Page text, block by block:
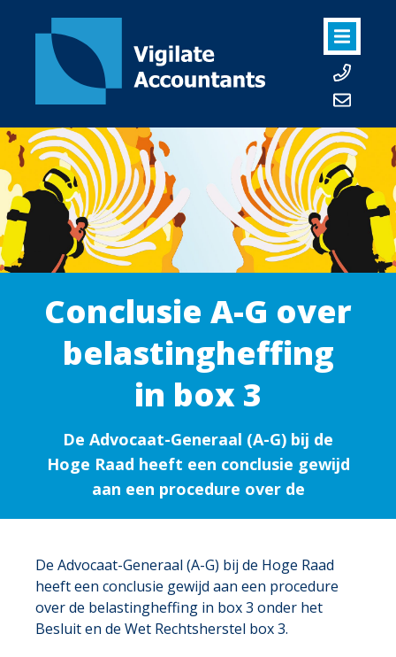
Conclusie A-G over
belastingheffing
in box 3
De Advocaat-Generaal (A-G) bij de
Hoge Raad heeft een conclusie gewijd
aan een procedure over de
De Advocaat-Generaal (A-G) bij de Hoge Raad
heeft een conclusie gewijd aan een procedure
over de belastingheffing in box 3 onder het
Besluit en de Wet Rechtsherstel box 3.